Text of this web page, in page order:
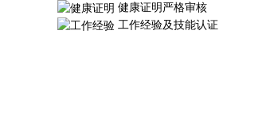
健康证明严格审核
工作经验及技能认证